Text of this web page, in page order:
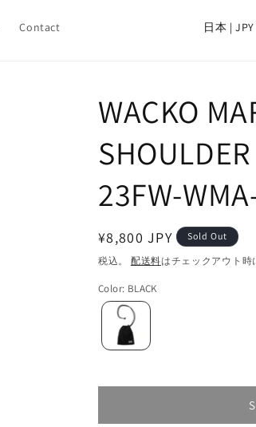
Contact
国
域
WACKO
23FW-
通
常
価
格
¥8,800 JPY Sold Out
税込。 配送料はチェックアウト時
Color: BLACK